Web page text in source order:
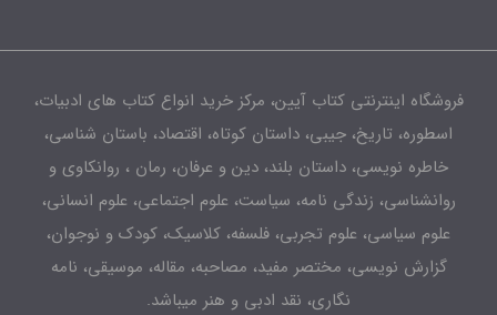
فروشگاه اینترنتی کتاب آیین، مرکز خرید انواع کتاب های ادبیات،
اسطوره، تاریخ، جیبی، داستان کوتاه، اقتصاد، باستان شناسی،
خاطره نویسی، داستان بلند، دین و عرفان، رمان ، روانکاوی و
روانشناسی، زندگی نامه، سیاست، علوم اجتماعی، علوم انسانی،
علوم سیاسی، علوم تجربی، فلسفه، کلاسیک، کودک و نوجوان،
گزارش نویسی، مختصر مفید، مصاحبه، مقاله، موسیقی، نامه
نگاری، نقد ادبی و هنر میباشد.